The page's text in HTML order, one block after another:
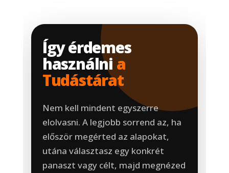
Így érdemes
használni a
Tudástárat
Nem kell mindent egyszerre
elolvasni. A legjobb sorrend az, ha
először megérted az alapokat,
utána választasz egy konkrét
panaszt vagy célt, majd megnézed